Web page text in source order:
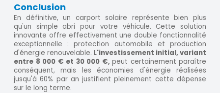
Conclusion
En définitive, un carport solaire représente bien plus
qu'un simple abri pour votre véhicule. Cette solution
innovante offre effectivement une double fonctionnalité
exceptionnelle : protection automobile et production
d'énergie renouvelable. L'investissement initial, variant
entre 8 000 € et 30 000 €, peut certainement paraître
conséquent, mais les économies d'énergie réalisées
jusqu'à 60% par an justifient pleinement cette dépense
sur le long terme.